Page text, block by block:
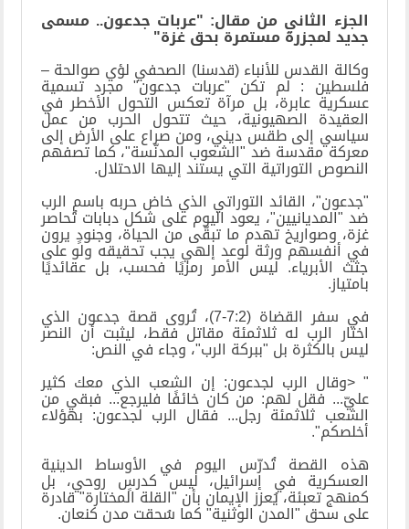
الجزء الثاني من مقال: "عربات جدعون.. مسمى
جديد لمجزرة مستمرة بحق غزة"
وكالة القدس للأنباء (قدسنا) الصحفي لؤي صوالحة –
فلسطين : لم تكن "عربات جدعون" مجرد تسمية
عسكرية عابرة، بل مرآة تعكس التحول الأخطر في
العقيدة الصهيونية، حيث تتحول الحرب من عمل
سياسي إلى طقس ديني، ومن صراع على الأرض إلى
معركة مقدسة ضد "الشعوب المدنّسة"، كما تصفهم
النصوص التوراتية التي يستند إليها الاحتلال.
"جدعون"، القائد التوراتي الذي خاض حربه باسم الرب
ضد "المديانيين"، يعود اليوم على شكل دبابات تُحاصر
غزة، وصواريخ تهدم ما تبقّى من الحياة، وجنودٍ يرون
في أنفسهم ورثة لوعد إلهي يجب تحقيقه ولو على
جثث الأبرياء. ليس الأمر رمزيًا فحسب، بل عقائديًا
بامتياز.
في سفر القضاة (7:2-7)، تُروى قصة جدعون الذي
اختار الرب له ثلاثمئة مقاتل فقط، ليثبت أن النصر
ليس بالكثرة بل "ببركة الرب"، وجاء في النص:
> "وقال الرب لجدعون: إن الشعب الذي معك كثير
عليّ... فقل لهم: من كان خائفًا فليرجع... فبقي من
الشعب ثلاثمئة رجل... فقال الرب لجدعون: بهؤلاء
أخلصكم."
هذه القصة تُدرّس اليوم في الأوساط الدينية
العسكرية في إسرائيل، ليس كدرسٍ روحي، بل
كمنهج تعبئة، يُعزز الإيمان بأن "القلة المختارة" قادرة
على سحق "المدن الوثنية" كما سُحقت مدن كنعان.